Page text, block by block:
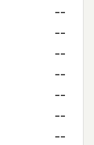
--
--
--
--
--
--
--